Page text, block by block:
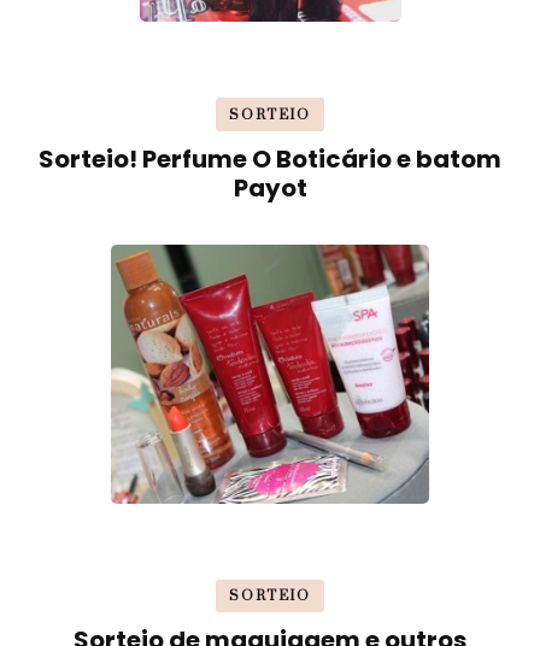
SORTEIO
Sorteio! Perfume O Boticário e batom
Payot
SORTEIO